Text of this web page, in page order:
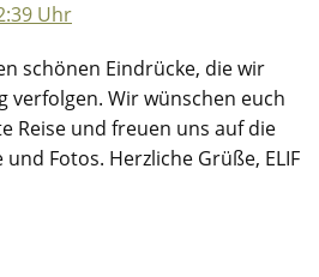
Uhr
schönen Eindrücke, die wir
verfolgen. Wir wünschen euch
Reise und freuen uns auf die
Fotos. Herzliche Grüße, ELIF